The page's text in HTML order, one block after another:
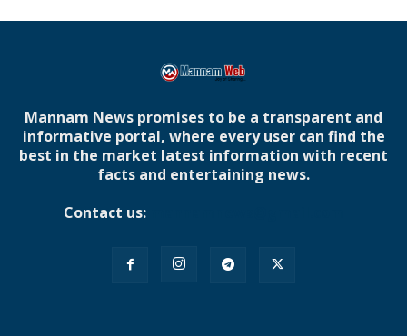
Mannam News promises to be a transparent and
informative portal, where every user can find the
best in the market latest information with recent
facts and entertaining news.
Contact us: